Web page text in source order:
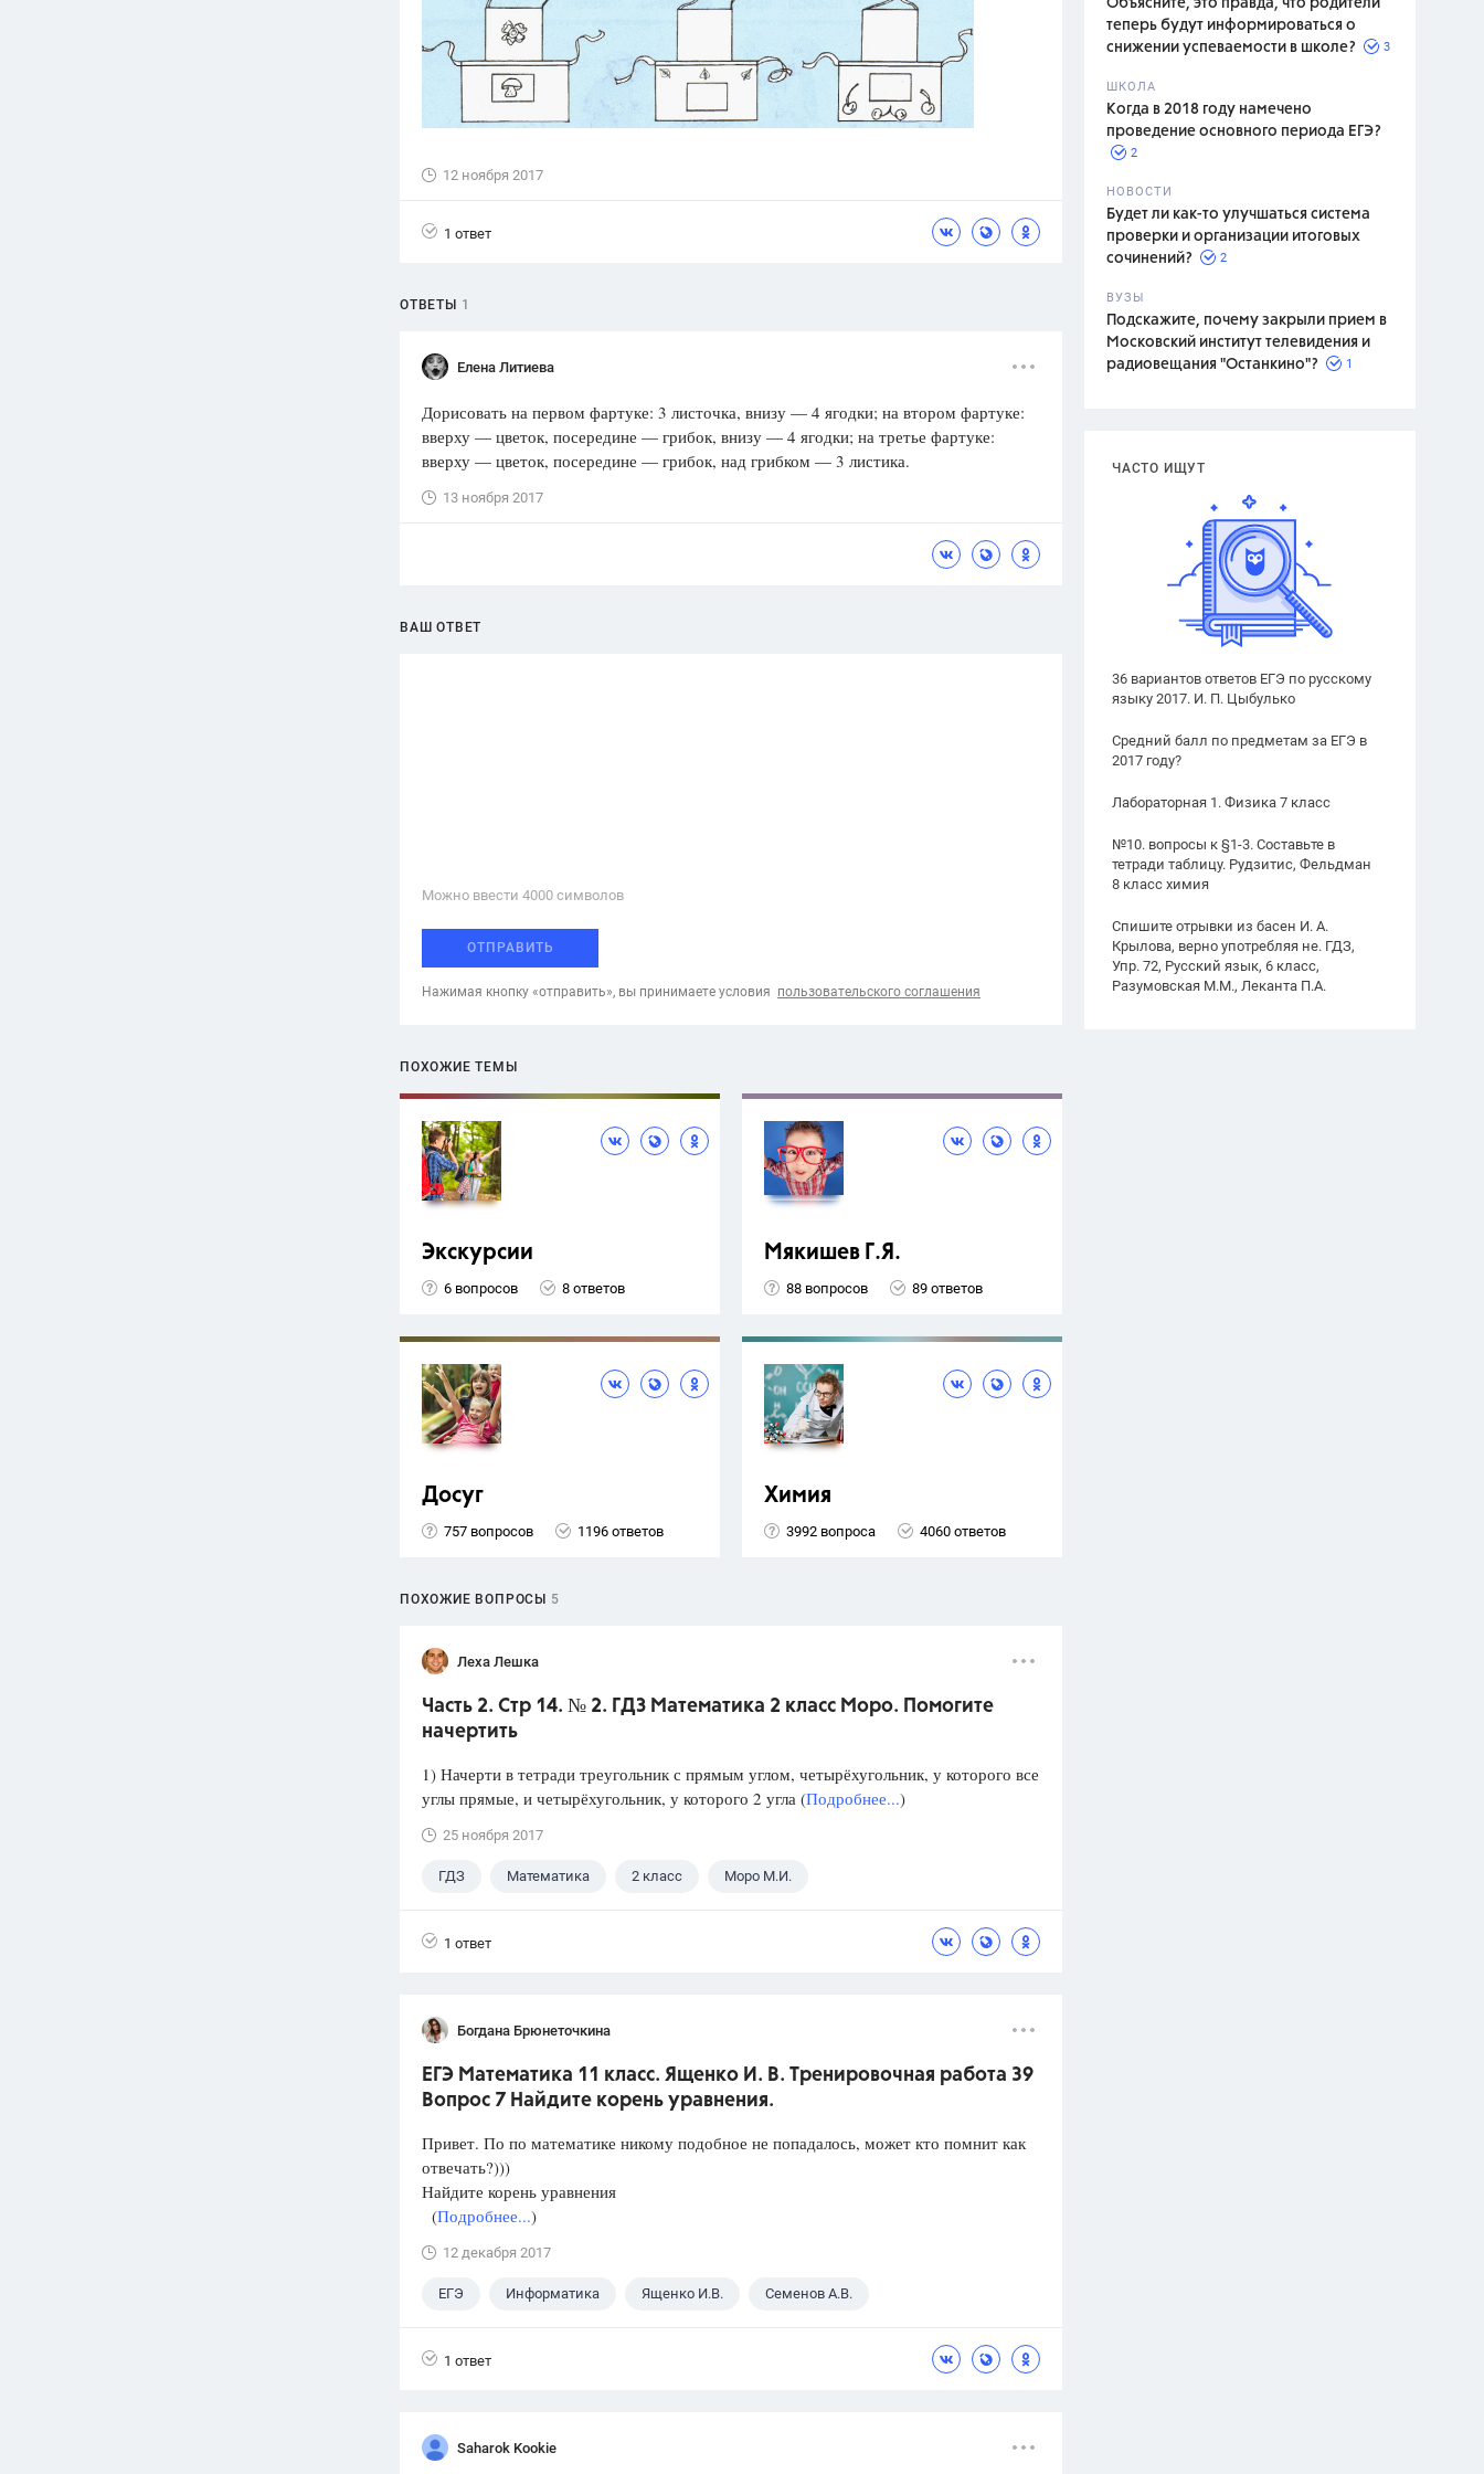
ответа
Олимпиады
1551 ответ
ГИА
ответов
Психология
Отношения,
Любовь,Красота,
Объясните, это правда, что родители
теперь будут информироваться о
снижении успеваемости в школе?
3
ШКОЛА
Когда в 2018 году намечено
проведение основного периода ЕГЭ?
2
НОВОСТИ
Будет ли как-то улучшаться система
проверки и организации итоговых
сочинений?
2
ВУЗЫ
Подскажите, почему закрыли прием в
Московский институт телевидения и
радиовещания "Останкино"?
1
ЧАСТО ИЩУТ
36 вариантов ответов ЕГЭ по русскому
языку 2017. И. П. Цыбулько
Средний балл по предметам за ЕГЭ в
2017 году?
Лабораторная 1. Физика 7 класс
№10. вопросы к §1-3. Составьте в
тетради таблицу. Рудзитис, Фельдман
8 класс химия
Спишите отрывки из басен И. А.
Крылова, верно употребляя не. ГДЗ,
Упр. 72, Русский язык, 6 класс,
Разумовская М.М., Леканта П.А.
12 ноября 2017
1 ответ
ОТВЕТЫ 1
Елена Литиева
Дорисовать на первом фартуке: 3 листочка, внизу — 4 ягодки; на втором фартуке:
вверху — цветок, посередине — грибок, внизу — 4 ягодки; на третье фартуке:
вверху — цветок, посередине — грибок, над грибком — 3 листика.
13 ноября 2017
ВАШ ОТВЕТ
Можно ввести 4000 cимволов
ОТПРАВИТЬ
Нажимая кнопку «отправить», вы принимаете условия пользовательского соглашения
ПОХОЖИЕ ТЕМЫ
Экскурсии
6 вопросов 8 ответов
Мякишев Г.Я.
88 вопросов 89 ответов
Досуг
757 вопросов 1196 ответов
Химия
3992 вопроса 4060 ответов
ПОХОЖИЕ ВОПРОСЫ 5
Леха Лешка
Часть 2. Стр 14. № 2. ГДЗ Математика 2 класс Моро. Помогите
начертить
1) Начерти в тетради треугольник с прямым углом, четырёхугольник, у которого все
углы прямые, и четырёхугольник, у которого 2 угла (Подробнее...)
25 ноября 2017
ГДЗ Математика 2 класс Моро М.И.
1 ответ
Богдана Брюнеточкина
ЕГЭ Математика 11 класс. Ященко И. В. Тренировочная работа 39
Вопрос 7 Найдите корень уравнения.
Привет. По по математике никому подобное не попадалось, может кто помнит как
отвечать?)))
Найдите корень уравнения
(Подробнее...)
12 декабря 2017
ЕГЭ Информатика Ященко И.В. Семенов А.В.
1 ответ
Saharok Kookie